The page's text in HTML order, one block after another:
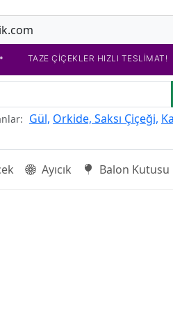
TAZE ÇİÇEKLER HIZLI TESLİMAT! •
Gül, Orkide, Saksı Çiçeği,
Ayıcık Balon Kutusu